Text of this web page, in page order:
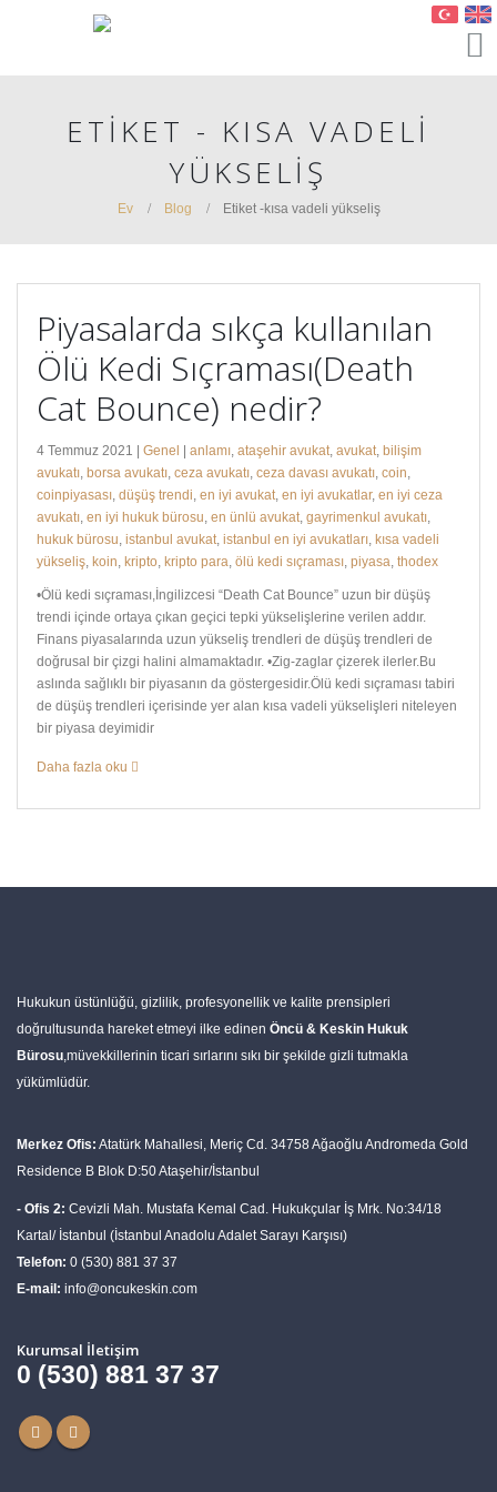
ETIKET - KISA VADELI
YÜKSELIŞ
Ev Blog Etiket -kısa vadeli yükseliş
Piyasalarda sıkça kullanılan
Ölü Kedi Sıçraması(Death
Cat Bounce) nedir?
4 Temmuz 2021 | Genel | anlamı ataşehir avukat avukat bilişim
avukatı borsa avukatı ceza avukatı ceza davası avukatı coin
coinpiyasası düşüş trendi en iyi avukat en iyi avukatlar, en iyi ceza
avukatı en iyi hukuk bürosu en ünlü avukat gayrimenkul avukatı
hukuk bürosu istanbul avukat istanbul en iyi avukatları kısa vadeli
yükseliş koin kripto kripto para ölü kedi sıçraması piyasa thodex
•Ölü kedi sıçraması,İngilizcesi “Death Cat Bounce” uzun bir düşüş
trendi içinde ortaya çıkan geçici tepki yükselişlerine verilen addır.
Finans piyasalarında uzun yükseliş trendleri de düşüş trendleri de
doğrusal bir çizgi halini almamaktadır. •Zig-zaglar çizerek ilerler.Bu
aslında sağlıklı bir piyasanın da göstergesidir.Ölü kedi sıçraması tabiri
de düşüş trendleri içerisinde yer alan kısa vadeli yükselişleri niteleyen
bir piyasa deyimidir
Daha fazla oku
Hukukun üstünlüğü, gizlilik, profesyonellik ve kalite prensipleri
doğrultusunda hareket etmeyi ilke edinen Öncü & Keskin Hukuk
Bürosu ,müvekkillerinin ticari sırlarını sıkı bir şekilde gizli tutmakla
yükümlüdür.
Merkez Ofis: Atatürk Mahallesi, Meriç Cd. 34758 Ağaoğlu Andromeda Gold
Residence B Blok D:50 Ataşehir/İstanbul
- Ofis 2: Cevizli Mah. Mustafa Kemal Cad. Hukukçular İş Mrk. No:34/18
Kartal/ İstanbul (İstanbul Anadolu Adalet Sarayı Karşısı)
Telefon: 0 (530) 881 37 37
E-mail: info@oncukeskin.com
Kurumsal İletişim
0 (530) 881 37 37